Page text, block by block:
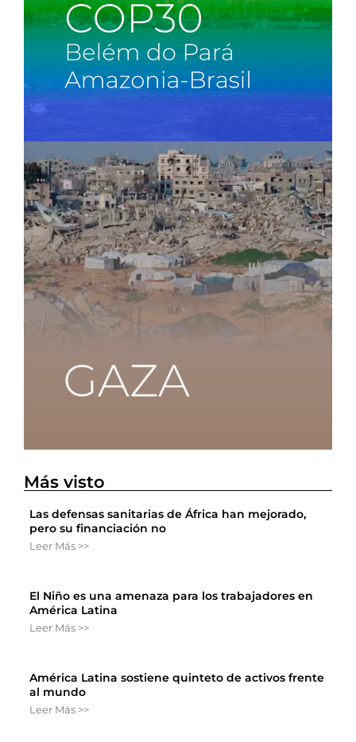
Más visto
Las defensas sanitarias de África han mejorado,
pero su financiación no
Leer Más >>
El Niño es una amenaza para los trabajadores en
América Latina
Leer Más >>
América Latina sostiene quinteto de activos frente
al mundo
Leer Más >>